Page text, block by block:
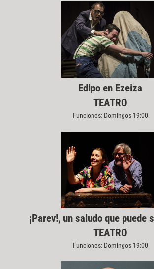
Edipo en Ezeiza
TEATRO
Funciones: Domingos 19:00
¡Parev!, un saludo que puede
TEATRO
Funciones: Domingos 19:00